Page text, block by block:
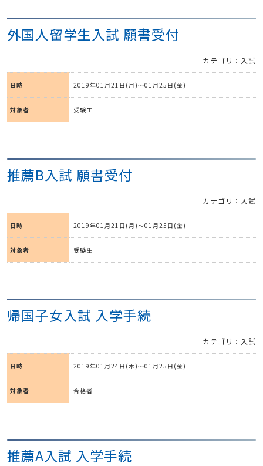
外国人留学生入試 願書受付
カテゴリ：入試
日時 2019年01月21日(月)～01月25日(金)
対象者 受験生
推薦B入試 願書受付
カテゴリ：入試
日時 2019年01月21日(月)～01月25日(金)
対象者 受験生
帰国子女入試 入学手続
カテゴリ：入試
日時 2019年01月24日(木)～01月25日(金)
対象者 合格者
推薦A入試 入学手続